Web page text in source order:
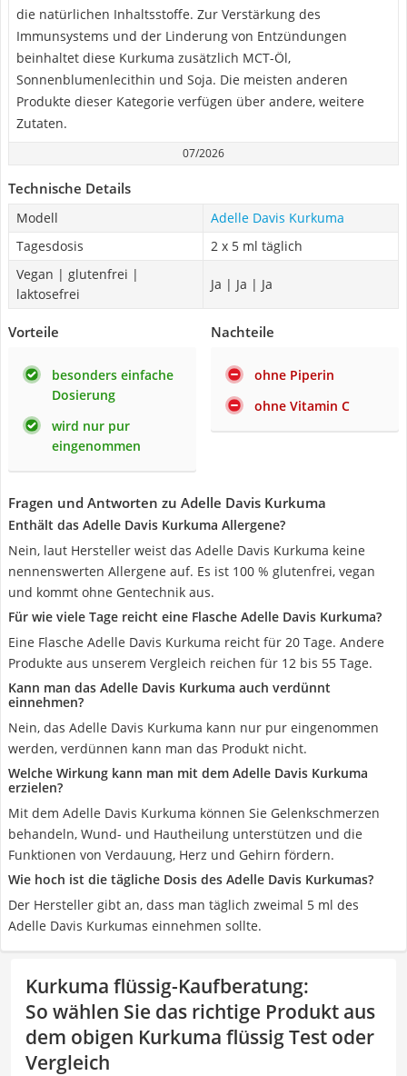
die natürlichen Inhaltsstoffe. Zur Verstärkung des
Immunsystems und der Linderung von Entzündungen
beinhaltet diese Kurkuma zusätzlich MCT-Öl,
Sonnenblumenlecithin und Soja. Die meisten anderen
Produkte dieser Kategorie verfügen über andere, weitere
Zutaten.
07/2026
Technische Details
Modell
Adelle Davis Kurkuma
Tagesdosis
2 x 5 ml täglich
Vegan | glutenfrei |
laktosefrei
Ja | Ja | Ja
Vorteile
besonders einfache
Dosierung
wird nur pur
eingenommen
Nachteile
ohne Piperin
ohne Vitamin C
Fragen und Antworten zu Adelle Davis Kurkuma
Enthält das Adelle Davis Kurkuma Allergene?
Nein, laut Hersteller weist das Adelle Davis Kurkuma keine
nennenswerten Allergene auf. Es ist 100 % glutenfrei, vegan
und kommt ohne Gentechnik aus.
Für wie viele Tage reicht eine Flasche Adelle Davis Kurkuma?
Eine Flasche Adelle Davis Kurkuma reicht für 20 Tage. Andere
Produkte aus unserem Vergleich reichen für 12 bis 55 Tage.
Kann man das Adelle Davis Kurkuma auch verdünnt
einnehmen?
Nein, das Adelle Davis Kurkuma kann nur pur eingenommen
werden, verdünnen kann man das Produkt nicht.
Welche Wirkung kann man mit dem Adelle Davis Kurkuma
erzielen?
Mit dem Adelle Davis Kurkuma können Sie Gelenkschmerzen
behandeln, Wund- und Hautheilung unterstützen und die
Funktionen von Verdauung, Herz und Gehirn fördern.
Wie hoch ist die tägliche Dosis des Adelle Davis Kurkumas?
Der Hersteller gibt an, dass man täglich zweimal 5 ml des
Adelle Davis Kurkumas einnehmen sollte.
Kurkuma flüssig-Kaufberatung:
So wählen Sie das richtige Produkt aus
dem obigen Kurkuma flüssig Test oder
Vergleich